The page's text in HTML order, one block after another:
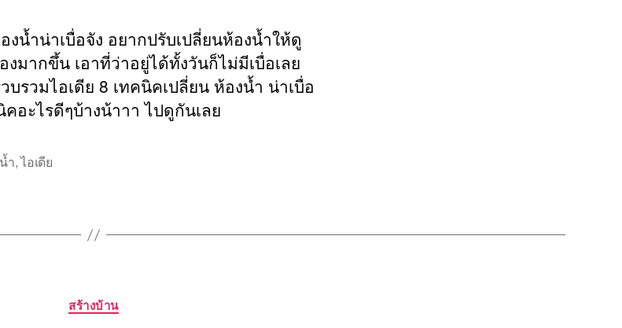
งน้ำน่าเบื่อจัง อยากปรับเปลี่ยนห้องน้ำให้ดู
มากขึ้น เอาที่ว่าอยู่ได้ทั้งวันก็ไม่มีเบื่อเลย
รวมไอเดีย 8 เทคนิคเปลี่ยน ห้องน้ำ น่าเบื่อ
อะไรดีๆบ้างน้าาา ไปดูกันเลย
ำ,ไอเดีย
Categories
สร้างบ้าน